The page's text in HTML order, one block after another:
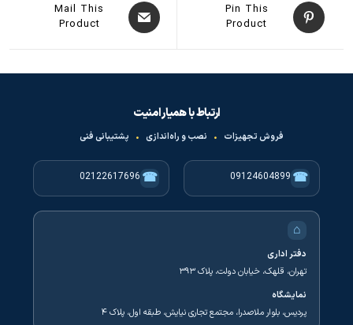
Pin This
Product
Mail This
Product
ارتباط با همیار امنیت
فروش تجهیزات • نصب و راه‌اندازی • پشتیبانی فنی
☎
09124604899
☎
02122617696
⌂
دفتر اداری
تهران، قلهک، خیابان دولت، پلاک ۳۹۳
نمایشگاه
پردیس، بلوار ملاصدرا، مجتمع تجاری نیایش، طبقه اول، پلاک ۴